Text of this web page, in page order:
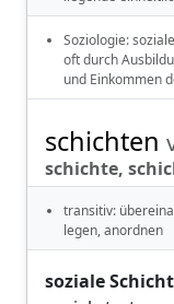
Soziologie:
oft durch
und Einkommen
schichten
schichte,
transitiv:
legen, anordnen
soziale Schicht